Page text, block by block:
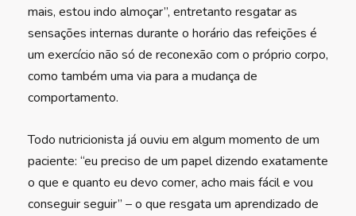
mais, estou indo almoçar”, entretanto resgatar as
sensações internas durante o horário das refeições é
um exercício não só de reconexão com o próprio corpo,
como também uma via para a mudança de
comportamento.
Todo nutricionista já ouviu em algum momento de um
paciente: “eu preciso de um papel dizendo exatamente
o que e quanto eu devo comer, acho mais fácil e vou
conseguir seguir” – o que resgata um aprendizado de